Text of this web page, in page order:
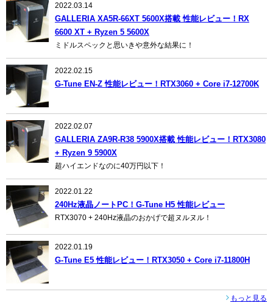
2022.03.14
GALLERIA XA5R-66XT 5600X搭載 性能レビュー！RX
6600 XT + Ryzen 5 5600X
ミドルスペックと思いきや意外な結果に！
2022.02.15
G-Tune EN-Z 性能レビュー！RTX3060 + Core i7-12700K
2022.02.07
GALLERIA ZA9R-R38 5900X搭載 性能レビュー！RTX3080
+ Ryzen 9 5900X
超ハイエンドなのに40万円以下！
2022.01.22
240Hz液晶ノートPC！G-Tune H5 性能レビュー
RTX3070 + 240Hz液晶のおかげで超ヌルヌル！
2022.01.19
G-Tune E5 性能レビュー！RTX3050 + Core i7-11800H
もっと見る